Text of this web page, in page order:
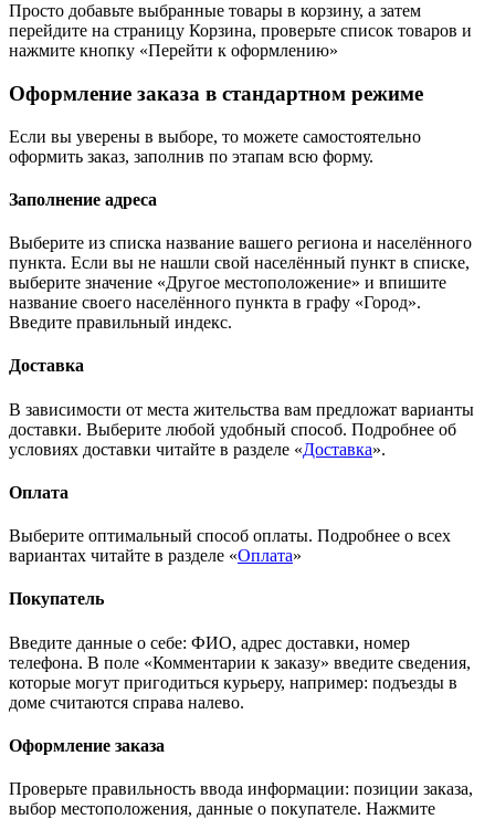
Просто добавьте выбранные товары в корзину, а затем
перейдите на страницу Корзина, проверьте список товаров и
нажмите кнопку «Перейти к оформлению»
Оформление заказа в стандартном режиме
Если вы уверены в выборе, то можете самостоятельно
оформить заказ, заполнив по этапам всю форму.
Заполнение адреса
Выберите из списка название вашего региона и населённого
пункта. Если вы не нашли свой населённый пункт в списке,
выберите значение «Другое местоположение» и впишите
название своего населённого пункта в графу «Город».
Введите правильный индекс.
Доставка
В зависимости от места жительства вам предложат варианты
доставки. Выберите любой удобный способ. Подробнее об
условиях доставки читайте в разделе «Доставка».
Оплата
Выберите оптимальный способ оплаты. Подробнее о всех
вариантах читайте в разделе «Оплата»
Покупатель
Введите данные о себе: ФИО, адрес доставки, номер
телефона. В поле «Комментарии к заказу» введите сведения,
которые могут пригодиться курьеру, например: подъезды в
доме считаются справа налево.
Оформление заказа
Проверьте правильность ввода информации: позиции заказа,
выбор местоположения, данные о покупателе. Нажмите